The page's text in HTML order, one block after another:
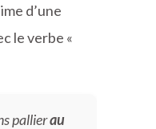
d’une
le verbe «
pallierau